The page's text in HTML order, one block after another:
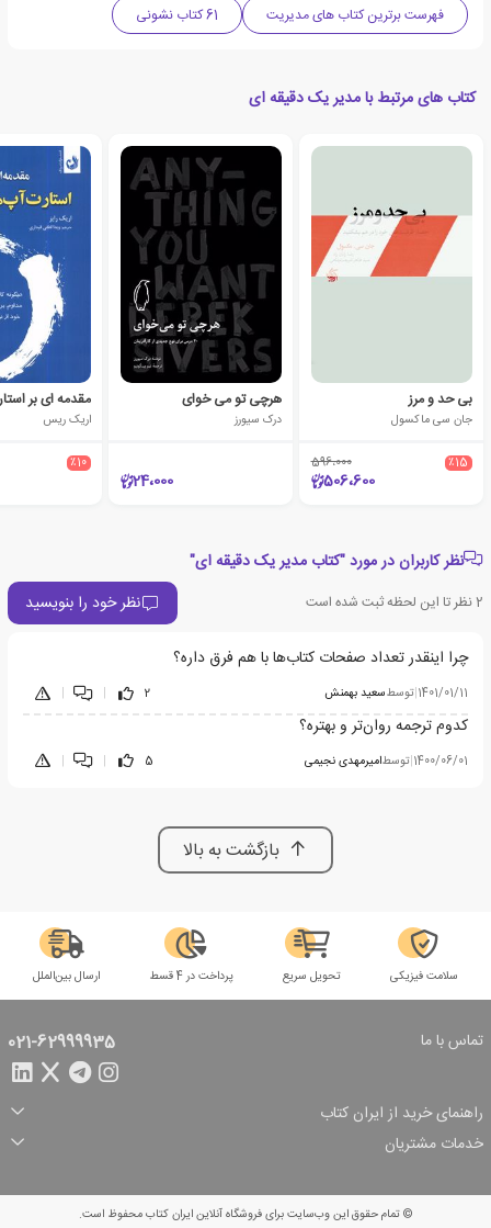
فهرست برترین کتاب های مدیریت
61 کتاب نشونی
کتاب های مرتبط با مدیر یک دقیقه ای
بی حد و مرز
جان سی ماکسول
٪15 596،000
506،600
هرچی تو می خوای
درک سیورز
24،000
اریک ریس
٪10
نظر کاربران در مورد "کتاب مدیر یک دقیقه ای"
2نظر تا این لحظه ثبت شده است نظر خود را بنویسید
چرا اینقدر تعداد صفحات کتاب‌ها با هم فرق داره؟
1401/01/11
|توسطسعید بهمنش 2
|
|
کدوم ترجمه روان‌تر و بهتره؟
1400/06/01
|توسطامیرمهدی نجیمی 5
|
|
بازگشت به بالا
سلامت فیزیکی تحویل سریع پرداخت در 4 قسط ارسال بین‌الملل
تماس با ما 021-62999935
راهنمای خرید از ایران کتاب
ثبت سفارش
شرایط ارسال سفارش
شیوه پرداخت
تخفیف‌های خرید
خدمات مشتریان
© تمام حقوق این وب‌سایت برای فروشگاه آنلاین ایران کتاب محفوظ است.